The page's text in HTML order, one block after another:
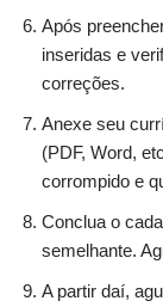
Após
inseridas e
correções.
Anexe seu
(PDF, Word,
corrompido e
Conclua o
semelhante.
A partir daí,